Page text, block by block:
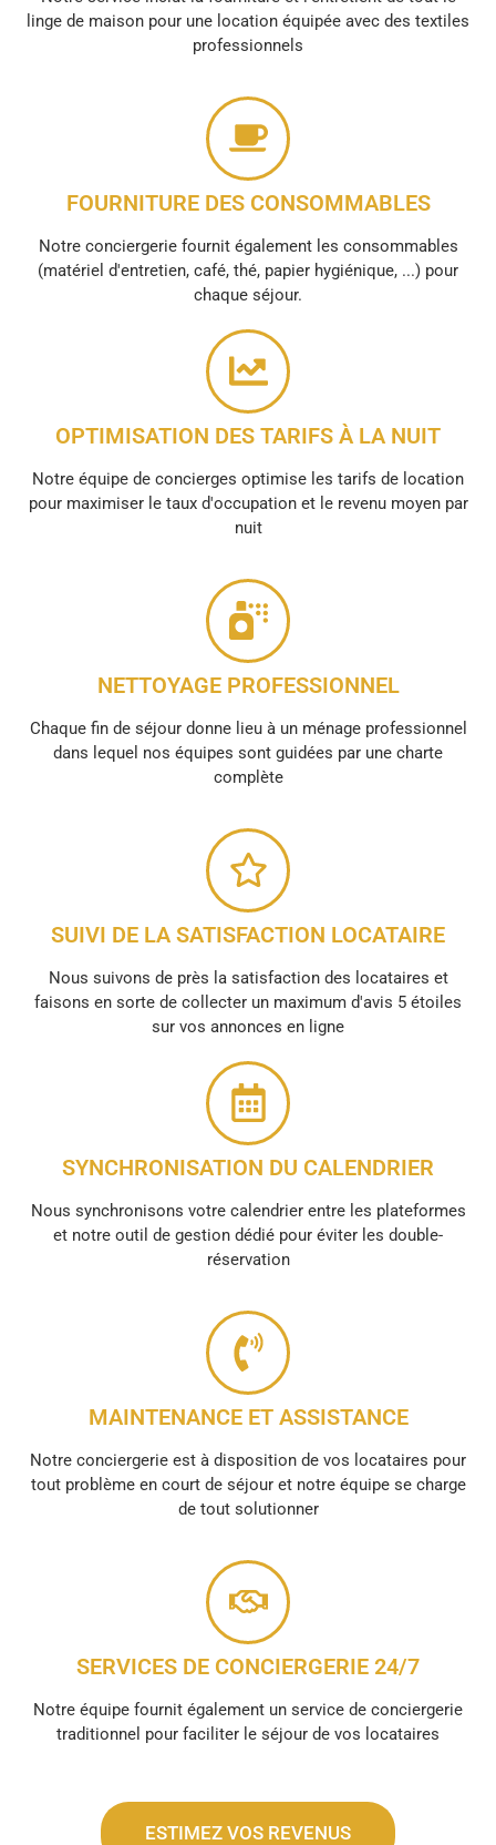
linge de maison pour une location équipée avec des textiles
professionnels
FOURNITURE DES CONSOMMABLES
Notre conciergerie fournit également les consommables
(matériel d'entretien, café, thé, papier hygiénique, ...) pour
chaque séjour.
OPTIMISATION DES TARIFS À LA NUIT
Notre équipe de concierges optimise les tarifs de location
pour maximiser le taux d'occupation et le revenu moyen par
nuit
NETTOYAGE PROFESSIONNEL
Chaque fin de séjour donne lieu à un ménage professionnel
dans lequel nos équipes sont guidées par une charte
complète
SUIVI DE LA SATISFACTION LOCATAIRE
Nous suivons de près la satisfaction des locataires et
faisons en sorte de collecter un maximum d'avis 5 étoiles
sur vos annonces en ligne
SYNCHRONISATION DU CALENDRIER
Nous synchronisons votre calendrier entre les plateformes
et notre outil de gestion dédié pour éviter les double-
réservation
MAINTENANCE ET ASSISTANCE
Notre conciergerie est à disposition de vos locataires pour
tout problème en court de séjour et notre équipe se charge
de tout solutionner
SERVICES DE CONCIERGERIE 24/7
Notre équipe fournit également un service de conciergerie
traditionnel pour faciliter le séjour de vos locataires
ESTIMEZ VOS REVENUS